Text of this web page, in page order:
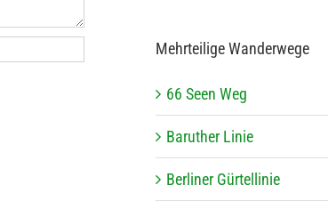
Mehr­tei­lige Wanderwege
66 Seen Weg
Baru­ther Linie
Ber­li­ner Gürtellinie